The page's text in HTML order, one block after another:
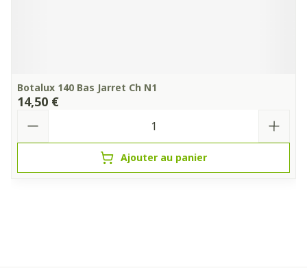
Botalux 140 Bas Jarret Ch N1
14,50 €
Ajouter au panier